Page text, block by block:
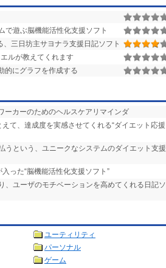
で遊ぶ脳機能活性化支援ソフト
三日坊主サヨナラ支援日記ソフト
ルが教えてくれます
的にグラフを作成する
ーカーのためのヘルスケアリマインダ
て、達成度を実感させてくれる“ダイエット応援
うという、ユニークなシステムのダイエット支援
った“脳機能活性化支援ソフト”
、ユーザのモチベーションを高めてくれる日記ソ
ユーティリティ
パーソナル
ゲーム